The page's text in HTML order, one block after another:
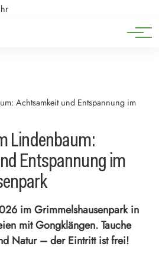
Achtsamkeit und Entspannung im
Lindenbaum:
Entspannung im
im Grimmelshausenpark in
mit Gongklängen. Tauche
Natur – der Eintritt ist frei!